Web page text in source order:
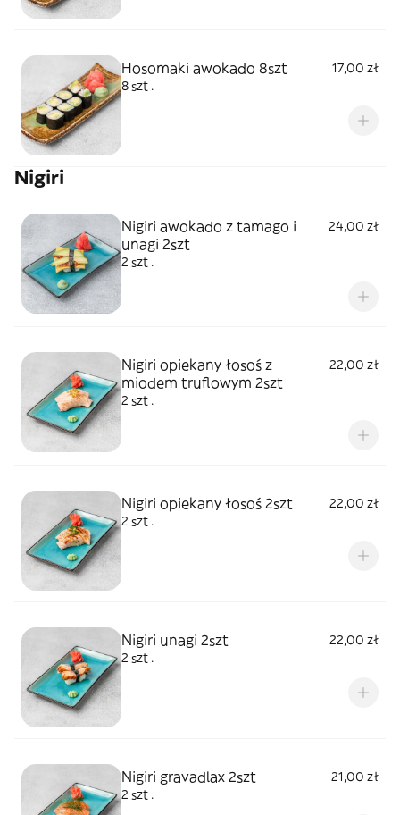
Hosomaki awokado 8szt
17,00 zł
8 szt .
Nigiri
Nigiri awokado z tamago i
unagi 2szt
24,00 zł
2 szt .
Nigiri opiekany łosoś z
miodem truflowym 2szt
22,00 zł
2 szt .
Nigiri opiekany łosoś 2szt
22,00 zł
2 szt .
Nigiri unagi 2szt
22,00 zł
2 szt .
Nigiri gravadlax 2szt
21,00 zł
2 szt .